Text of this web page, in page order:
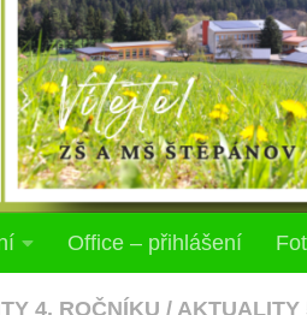
Office – přihlášení
4. ROČNÍKU / AKTUALITY